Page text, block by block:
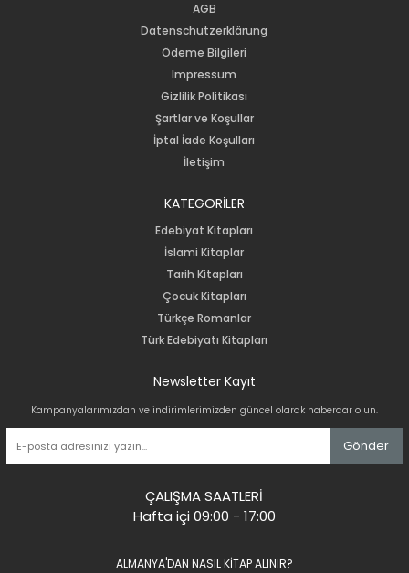
AGB
Datenschutzerklärung
Ödeme Bilgileri
Impressum
Gizlilik Politikası
Şartlar ve Koşullar
İptal İade Koşulları
İletişim
KATEGORİLER
Edebiyat Kitapları
İslami Kitaplar
Tarih Kitapları
Çocuk Kitapları
Türkçe Romanlar
Türk Edebiyatı Kitapları
Newsletter Kayıt
Kampanyalarımızdan ve indirimlerimizden güncel olarak haberdar olun.
Gönder
ÇALIŞMA SAATLERİ
Hafta içi 09:00 - 17:00
ALMANYA'DAN NASIL KİTAP ALINIR?